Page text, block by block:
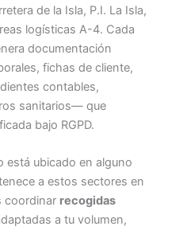
de la Isla, P.I. La Isla,
logísticas A-4. Cada
documentación
fichas de cliente,
contables,
sanitarios— que
bajo RGPD.
está ubicado en alguno
a estos sectores en
coordinar recogidas
a tu volumen,